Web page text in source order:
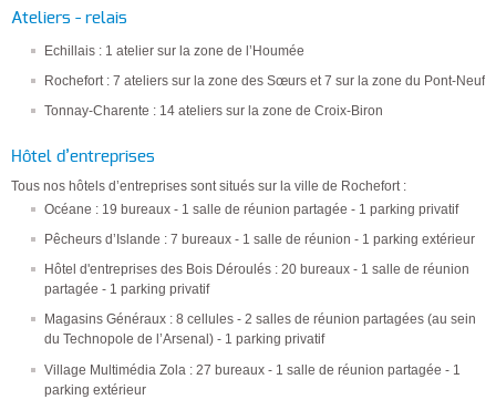
Ateliers - relais
Echillais : 1 atelier sur la zone de l’Houmée
Rochefort : 7 ateliers sur la zone des Sœurs et 7 sur la zone du Pont-Neuf
Tonnay-Charente : 14 ateliers sur la zone de Croix-Biron
Hôtel d’entreprises
Tous nos hôtels d’entreprises sont situés sur la ville de Rochefort :
Océane : 19 bureaux - 1 salle de réunion partagée - 1 parking privatif
Pêcheurs d’Islande : 7 bureaux - 1 salle de réunion - 1 parking extérieur
Hôtel d'entreprises des Bois Déroulés : 20 bureaux - 1 salle de réunion
partagée - 1 parking privatif
Magasins Généraux : 8 cellules - 2 salles de réunion partagées (au sein
du Technopole de l’Arsenal) - 1 parking privatif
Village Multimédia Zola : 27 bureaux - 1 salle de réunion partagée - 1
parking extérieur